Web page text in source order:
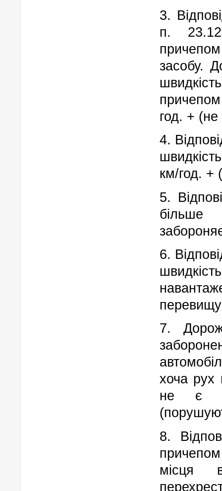
3.
п.
засобу.
год. +
4.
км/год. +
5.
більше
6.
7.
хоча рух
не є
8.
місця